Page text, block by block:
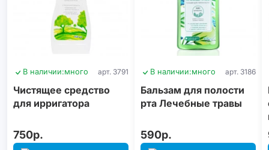
В наличии:много арт. 3791
Чистящее средство
для ирригатора
750р.
В наличии:много арт. 3186
Бальзам для полости
рта Лечебные травы
590р.